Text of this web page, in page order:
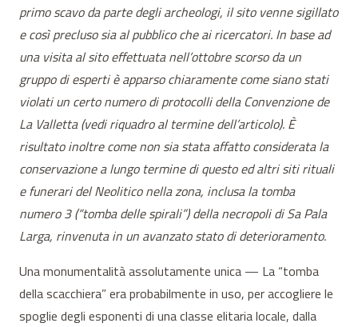
primo scavo da parte degli archeologi, il sito venne sigillato
e così precluso sia al pubblico che ai ricercatori. In base ad
una visita al sito effettuata nell’ottobre scorso da un
gruppo di esperti è apparso chiaramente come siano stati
violati un certo numero di protocolli della Convenzione de
La Valletta (vedi riquadro al termine dell’articolo). È
risultato inoltre come non sia stata affatto considerata la
conservazione a lungo termine di questo ed altri siti rituali
e funerari del Neolitico nella zona, inclusa la tomba
numero 3 (“tomba delle spirali”) della necropoli di Sa Pala
Larga, rinvenuta in un avanzato stato di deterioramento.
Una monumentalità assolutamente unica — La “tomba
della scacchiera” era probabilmente in uso, per accogliere le
spoglie degli esponenti di una classe elitaria locale, dalla